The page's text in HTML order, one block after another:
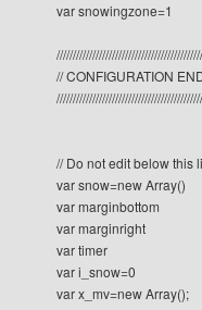
var snowingzone=1
// CONFIGURATION
// Do not edit below this
var snow=new Array()
var marginbottom
var marginright
var timer
var i_snow=0
var x_mv=new Array();